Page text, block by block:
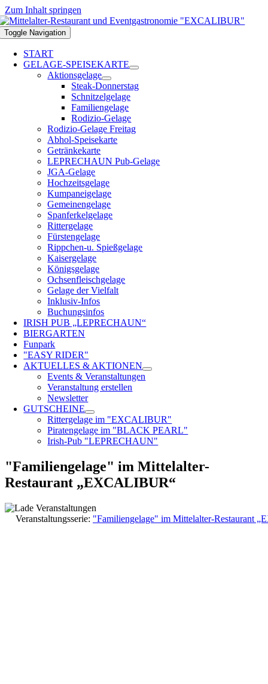
Zum Inhalt springen
Toggle Navigation
START
GELAGE-SPEISEKARTE
Aktionsgelage
Steak-Donnerstag
Schnitzelgelage
Familiengelage
Rodizio-Gelage
Rodizio-Gelage Freitag
Abhol-Speisekarte
Getränkekarte
LEPRECHAUN Pub-Gelage
JGA-Gelage
Hochzeitsgelage
Kumpaneigelage
Gemeinengelage
Spanferkelgelage
Rittergelage
Fürstengelage
Rippchen-u. Spießgelage
Kaisergelage
Königsgelage
Ochsenfleischgelage
Gelage der Vielfalt
Inklusiv-Infos
Buchungsinfos
IRISH PUB „LEPRECHAUN“
BIERGARTEN
Funpark
"EASY RIDER"
AKTUELLES & AKTIONEN
Events & Veranstaltungen
Veranstaltung erstellen
Newsletter
GUTSCHEINE
Rittergelage im "EXCALIBUR"
Piratengelage im "BLACK PEARL"
Irish-Pub "LEPRECHAUN"
"Familiengelage" im Mittelalter-
Restaurant „EXCALIBUR“
Veranstaltungsserie: "Familiengelage" im Mittelalter-Restaurant